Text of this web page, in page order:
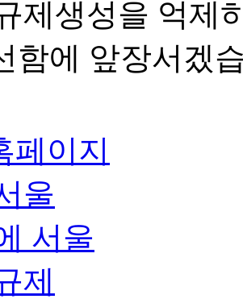
제생성을 억제
함에 앞장서겠
페이지
울
서울
제